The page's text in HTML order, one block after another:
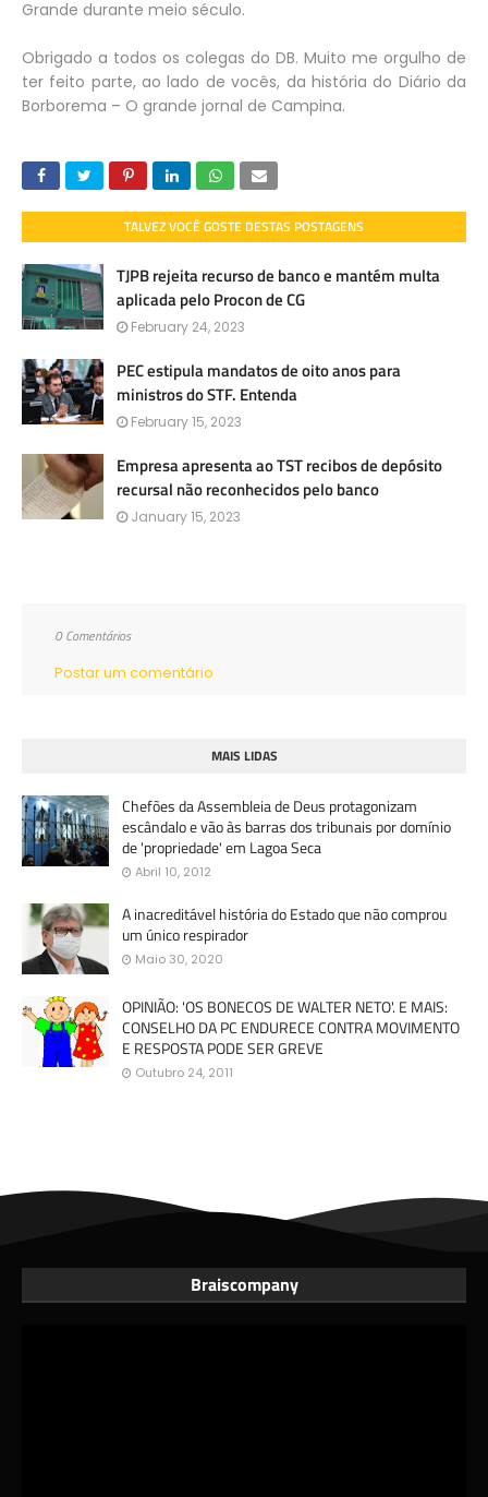
Grande durante meio século.
Obrigado a todos os colegas do DB. Muito me orgulho de
ter feito parte, ao lado de vocês, da história do Diário da
Borborema – O grande jornal de Campina.
TALVEZ VOCÊ GOSTE DESTAS POSTAGENS
TJPB rejeita recurso de banco e mantém multa
aplicada pelo Procon de CG
February 24, 2023
PEC estipula mandatos de oito anos para
ministros do STF. Entenda
February 15, 2023
Empresa apresenta ao TST recibos de depósito
recursal não reconhecidos pelo banco
January 15, 2023
0 Comentários
Postar um comentário
MAIS LIDAS
Chefões da Assembleia de Deus protagonizam
escândalo e vão às barras dos tribunais por domínio
de 'propriedade' em Lagoa Seca
Abril 10, 2012
A inacreditável história do Estado que não comprou
um único respirador
Maio 30, 2020
OPINIÃO: 'OS BONECOS DE WALTER NETO'. E MAIS:
CONSELHO DA PC ENDURECE CONTRA MOVIMENTO
E RESPOSTA PODE SER GREVE
Outubro 24, 2011
Braiscompany